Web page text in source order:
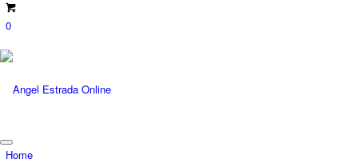
0
Home